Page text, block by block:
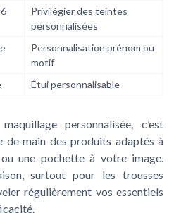
Privilégier des teintes
personnalisées
Personnalisation prénom ou
motif
Étui personnalisable
personnalisée, c’est
de main des produits adaptés à
une pochette à votre image.
surtout pour les trousses
régulièrement vos essentiels